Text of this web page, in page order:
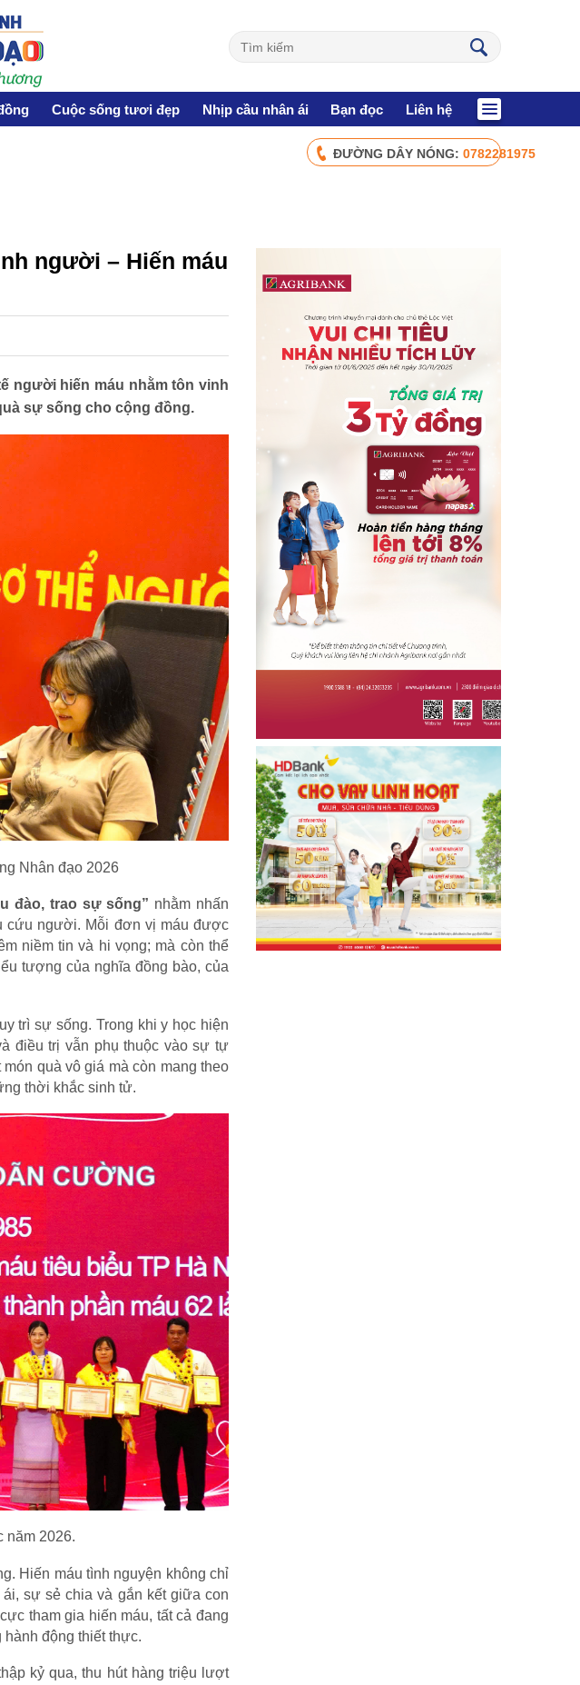
Cuộc sống tươi đẹp Nhịp cầu nhân ái Bạn đọc Liên hệ
CHÍNH SÁCH AN SINH
Bảo hiểm xã hội - Bảo hiểm y tế
Y tế và sức khỏe
NHỊP CẦU NHÂN ÁI
Nhịp cầu Nhân ái VTV1
Địa chỉ nhân ái
ĐƯỜNG DÂY NÓNG: 0782281975
người – Hiến máu
người hiến máu nhằm tôn vinh
sự sống cho cộng đồng.
Nhân đạo 2026
đào, trao sự sống” nhằm nhấn
cứu người. Mỗi đơn vị máu được
niềm tin và hi vọng; mà còn thể
tượng của nghĩa đồng bào, của
trì sự sống. Trong khi y học hiện
điều trị vẫn phụ thuộc vào sự tự
quà vô giá mà còn mang theo
thời khắc sinh tử.
năm 2026.
Hiến máu tình nguyện không chỉ
sự sẻ chia và gắn kết giữa con
tham gia hiến máu, tất cả đang
động thiết thực.
kỷ qua, thu hút hàng triệu lượt